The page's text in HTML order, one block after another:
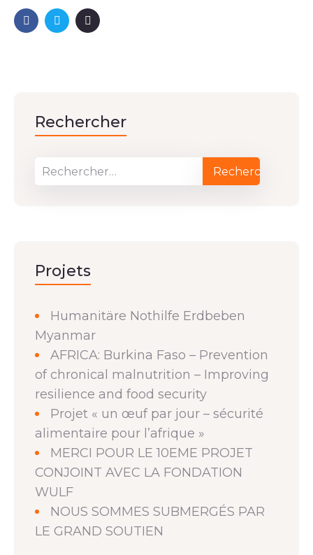
Rechercher
Projets
Humanitäre Nothilfe Erdbeben
Myanmar
AFRICA: Burkina Faso – Prevention
of chronical malnutrition – Improving
resilience and food security
Projet « un œuf par jour – sécurité
alimentaire pour l’afrique »
MERCI POUR LE 10EME PROJET
CONJOINT AVEC LA FONDATION
WULF
NOUS SOMMES SUBMERGÉS PAR
LE GRAND SOUTIEN